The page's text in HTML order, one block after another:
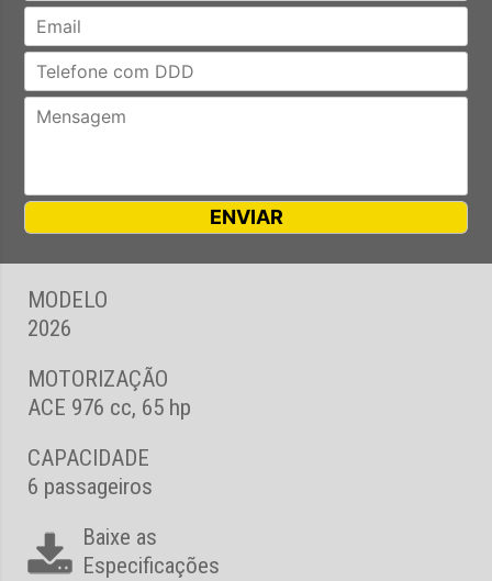
MODELO
2026
MOTORIZAÇÃO
ACE 976 cc, 65 hp
CAPACIDADE
6 passageiros
Baixe as
Especificações